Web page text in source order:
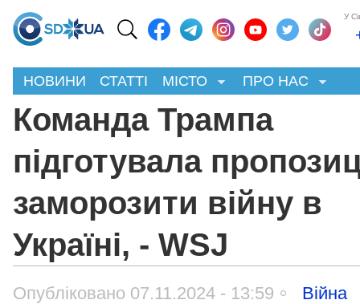
У
НОВИНИ СТАТТІ МІСТО ПРО НАС
Команда Трампа
підготувала
заморозити війну в
Україні, - WSJ
Опубліковано 07.11.2024 - 13:59
Війна